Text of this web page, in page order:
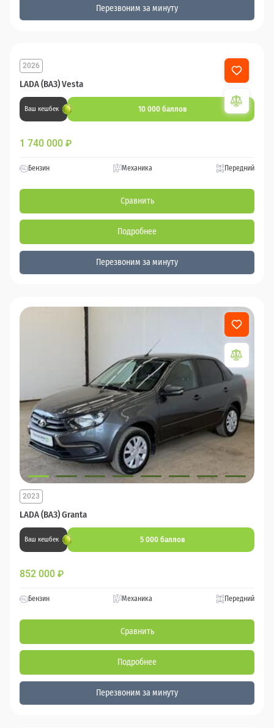
Перезвоним за минуту
LADA (ВАЗ) Vesta
2026
Ваш кешбек 10 000 баллов
1 740 000 ₽
Бензин Механика Передний
Сравнить
Подробнее
Перезвоним за минуту
LADA (ВАЗ) Granta
2023
Ваш кешбек 5 000 баллов
852 000 ₽
Бензин Механика Передний
Сравнить
Подробнее
Перезвоним за минуту